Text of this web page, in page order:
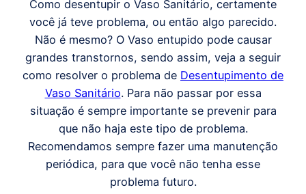
Como desentupir o Vaso Sanitário, certamente
você já teve problema, ou então algo parecido.
Não é mesmo? O Vaso entupido pode causar
grandes transtornos, sendo assim, veja a seguir
como resolver o problema de Desentupimento de
Vaso Sanitário. Para não passar por essa
situação é sempre importante se prevenir para
que não haja este tipo de problema.
Recomendamos sempre fazer uma manutenção
periódica, para que você não tenha esse
problema futuro.